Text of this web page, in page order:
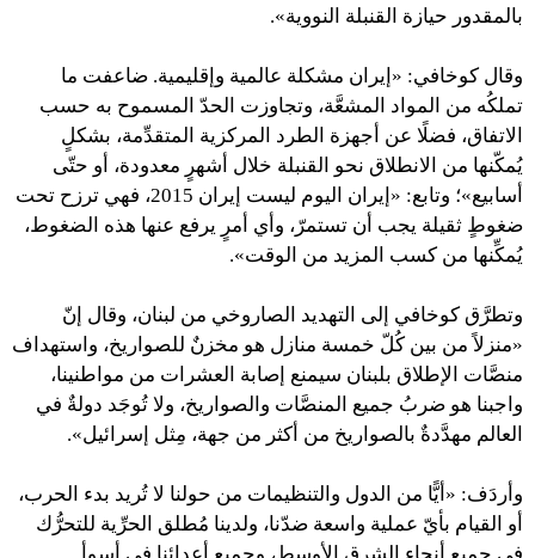
بالمقدور حيازة القنبلة النووية».
وقال كوخافي: «إيران مشكلة عالمية وإقليمية. ضاعفت ما
تملكُه من المواد المشعَّة، وتجاوزت الحدّ المسموح به حسب
الاتفاق، فضلًا عن أجهزة الطرد المركزية المتقدِّمة، بشكلٍ
يُمكّنها من الانطلاق نحو القنبلة خلال أشهرٍ معدودة، أو حتّى
أسابيع»؛ وتابع: «إيران اليوم ليست إيران 2015، فهي ترزح تحت
ضغوطٍ ثقيلة يجب أن تستمرّ، وأي أمرٍ يرفع عنها هذه الضغوط،
يُمكِّنها من كسب المزيد من الوقت».
وتطرَّق كوخافي إلى التهديد الصاروخي من لبنان، وقال إنّ
«منزلاً من بين كُلّ خمسة منازل هو مخزنٌ للصواريخ، واستهداف
منصَّات الإطلاق بلبنان سيمنع إصابة العشرات من مواطنينا،
واجبنا هو ضربُ جميع المنصَّات والصواريخ، ولا تُوجَد دولةٌ في
العالم مهدَّدةٌ بالصواريخ من أكثر من جهة، مِثل إسرائيل».
وأردَف: «أيًّا من الدول والتنظيمات من حولنا لا تُريد بدء الحرب،
أو القيام بأيّ عملية واسعة ضدّنا، ولدينا مُطلق الحرِّية للتحرُّك